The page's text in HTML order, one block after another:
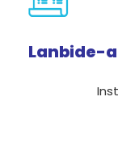
Lanbide-